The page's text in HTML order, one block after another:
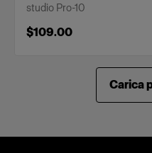
studio Pro-10
$109.00
Carica